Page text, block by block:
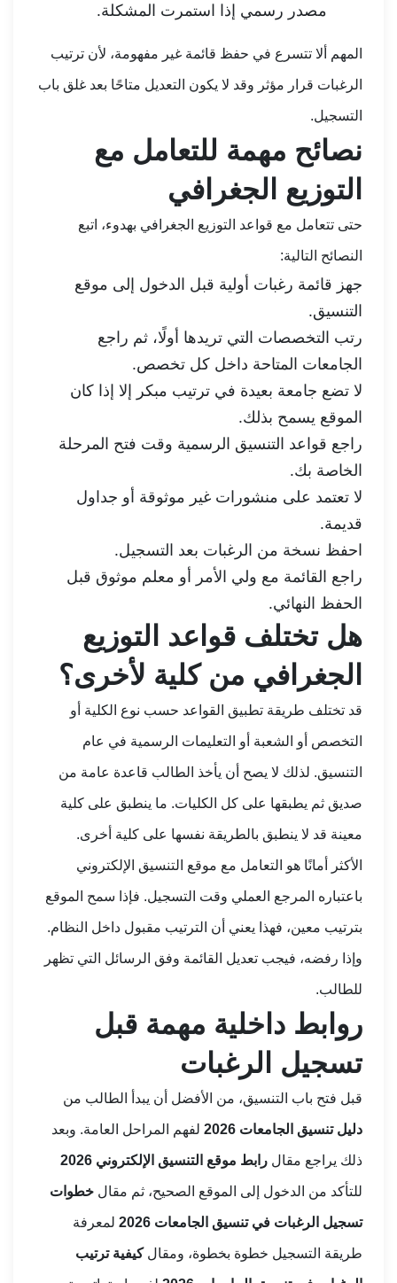
مصدر رسمي إذا استمرت المشكلة.
المهم ألا تتسرع في حفظ قائمة غير مفهومة، لأن ترتيب
الرغبات قرار مؤثر وقد لا يكون التعديل متاحًا بعد غلق باب
التسجيل.
نصائح مهمة للتعامل مع
التوزيع الجغرافي
حتى تتعامل مع قواعد التوزيع الجغرافي بهدوء، اتبع
النصائح التالية:
جهز قائمة رغبات أولية قبل الدخول إلى موقع
التنسيق.
رتب التخصصات التي تريدها أولًا، ثم راجع
الجامعات المتاحة داخل كل تخصص.
لا تضع جامعة بعيدة في ترتيب مبكر إلا إذا كان
الموقع يسمح بذلك.
راجع قواعد التنسيق الرسمية وقت فتح المرحلة
الخاصة بك.
لا تعتمد على منشورات غير موثوقة أو جداول
قديمة.
احفظ نسخة من الرغبات بعد التسجيل.
راجع القائمة مع ولي الأمر أو معلم موثوق قبل
الحفظ النهائي.
هل تختلف قواعد التوزيع
الجغرافي من كلية لأخرى؟
قد تختلف طريقة تطبيق القواعد حسب نوع الكلية أو
التخصص أو الشعبة أو التعليمات الرسمية في عام
التنسيق. لذلك لا يصح أن يأخذ الطالب قاعدة عامة من
صديق ثم يطبقها على كل الكليات. ما ينطبق على كلية
معينة قد لا ينطبق بالطريقة نفسها على كلية أخرى.
الأكثر أمانًا هو التعامل مع موقع التنسيق الإلكتروني
باعتباره المرجع العملي وقت التسجيل. فإذا سمح الموقع
بترتيب معين، فهذا يعني أن الترتيب مقبول داخل النظام.
وإذا رفضه، فيجب تعديل القائمة وفق الرسائل التي تظهر
للطالب.
روابط داخلية مهمة قبل
تسجيل الرغبات
قبل فتح باب التنسيق، من الأفضل أن يبدأ الطالب من
دليل تنسيق الجامعات 2026 لفهم المراحل العامة. وبعد
ذلك يراجع مقال رابط موقع التنسيق الإلكتروني 2026
للتأكد من الدخول إلى الموقع الصحيح، ثم مقال خطوات
تسجيل الرغبات في تنسيق الجامعات 2026 لمعرفة
طريقة التسجيل خطوة بخطوة، ومقالكيفية ترتيب